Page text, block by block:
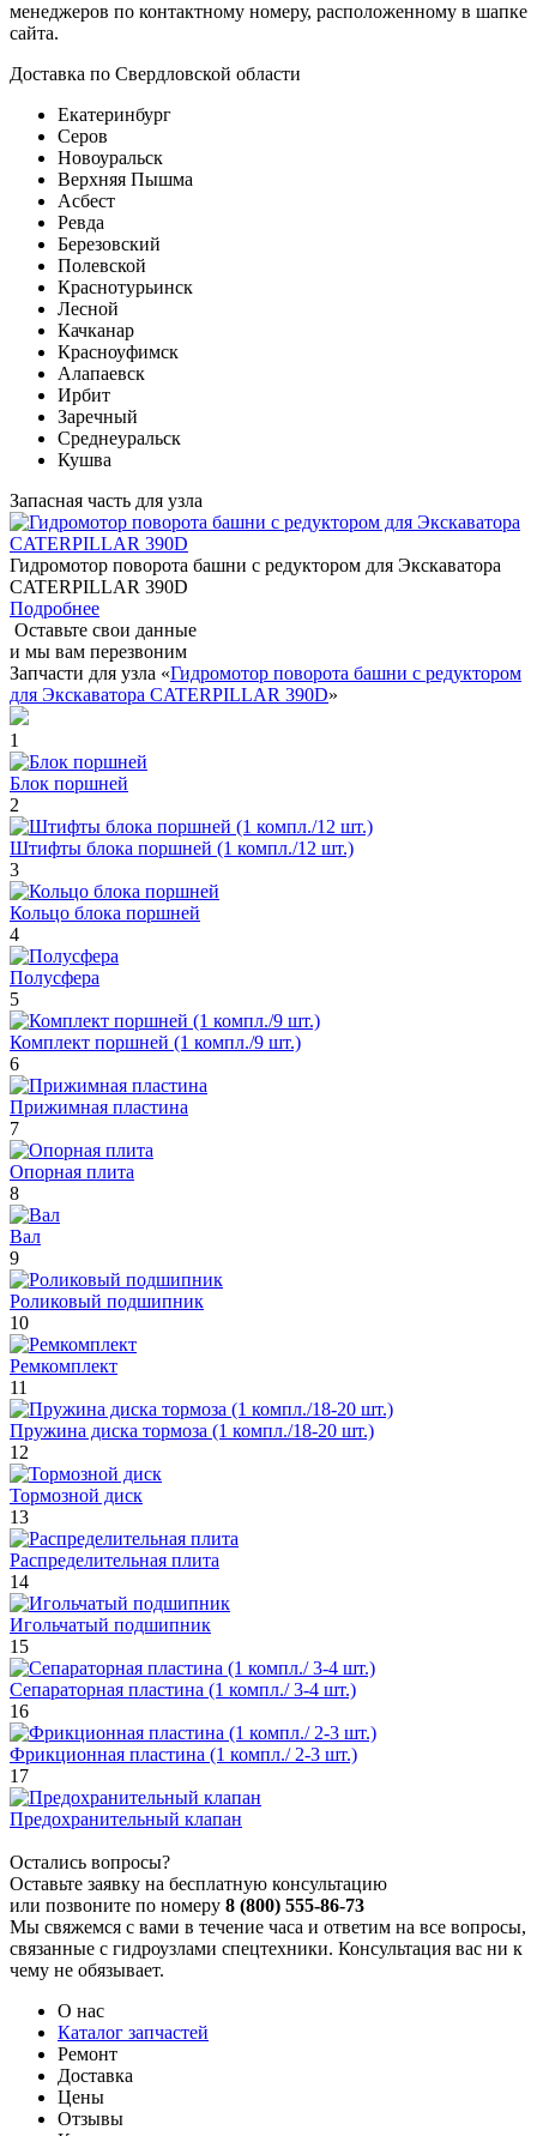
менеджеров по контактному номеру, расположенному в шапке
сайта.
Доставка по Свердловской области
Екатеринбург
Серов
Новоуральск
Верхняя Пышма
Асбест
Ревда
Березовский
Полевской
Краснотурьинск
Лесной
Качканар
Красноуфимск
Алапаевск
Ирбит
Заречный
Среднеуральск
Кушва
Запасная часть для узла
Гидромотор поворота башни с редуктором для Экскаватора
CATERPILLAR 390D
Подробнее
Оставьте свои данные
и мы вам перезвоним
Запчасти для узла «Гидромотор поворота башни с редуктором
для Экскаватора CATERPILLAR 390D»
1
Блок поршней
2
Штифты блока поршней (1 компл./12 шт.)
3
Кольцо блока поршней
4
Полусфера
5
Комплект поршней (1 компл./9 шт.)
6
Прижимная пластина
7
Опорная плита
8
Вал
9
Роликовый подшипник
10
Ремкомплект
11
Пружина диска тормоза (1 компл./18-20 шт.)
12
Тормозной диск
13
Распределительная плита
14
Игольчатый подшипник
15
Сепараторная пластина (1 компл./ 3-4 шт.)
16
Фрикционная пластина (1 компл./ 2-3 шт.)
17
Предохранительный клапан
Остались вопросы?
Оставьте заявку на бесплатную консультацию
или позвоните по номеру 8 (800) 555-86-73
Мы свяжемся с вами в течение часа и ответим на все вопросы,
связанные с гидроузлами спецтехники. Консультация вас ни к
чему не обязывает.
О нас
Каталог запчастей
Ремонт
Доставка
Цены
Отзывы